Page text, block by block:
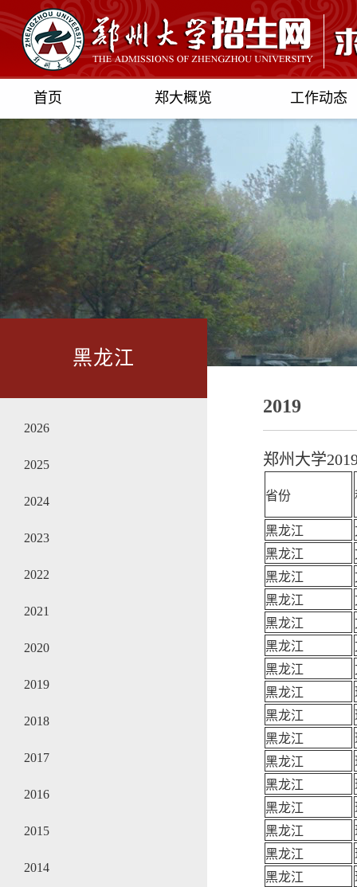
首页 郑大概览 工作动态
黑龙江
2026
2025
2024
2023
2022
2021
2020
2019
2018
2017
2016
2015
2014
2019
郑州大学
省份
黑龙江
黑龙江
黑龙江
黑龙江
黑龙江
黑龙江
黑龙江
黑龙江
黑龙江
黑龙江
黑龙江
黑龙江
黑龙江
黑龙江
黑龙江
黑龙江